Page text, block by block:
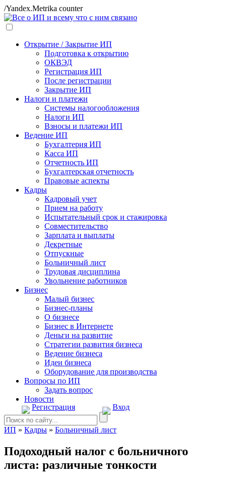
/Yandex.Metrika counter
Открытие / Закрытие ИП
Подготовка к открытию
ОКВЭД
Регистрация ИП
После регистрации
Закрытие ИП
Налоги и платежи
Системы налогообложения
Налоги ИП
Взносы и платежи ИП
Ведение ИП
Бухгалтерия ИП
Касса ИП
Отчетность ИП
Бухгалтерская отчетность
Правовые аспекты
Кадры
Кадровый учет
Прием на работу
Испытательный срок и стажировка
Совместительство
Зарплата и выплаты
Декретные
Отпускные
Больничный лист
Трудовая дисциплина
Увольнение работников
Бизнес
Малый бизнес
Бизнес-планы
О бизнесе
Бизнес в Интернете
Деньги на развитие
Стратегии развития бизнеса
Ведение бизнеса
Идеи бизнеса
Оборудование для производства
Вопросы по ИП
Задать вопрос
Новости
Регистрация
Вход
ИП » Кадры » Больничный лист
Подоходный налог с больничного
листа: различные тонкости